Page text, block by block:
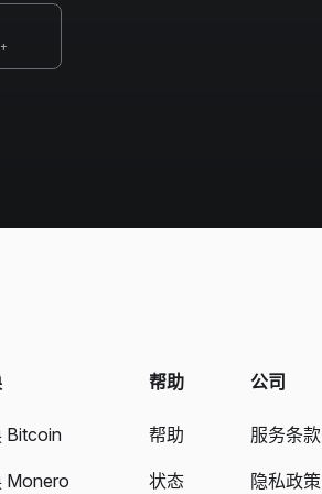
Bitcoin
Monero
帮助
帮助
状态
公司
服务条款
隐私政策